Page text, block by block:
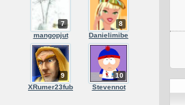
7
mangopjut
8
Danielimibe
9
XRumer23fub
10
Stevennot